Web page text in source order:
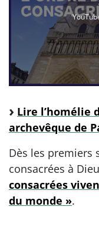
Lire l’homélie
archevêque de
Dès les premiers
consacrées à
consacrées
du monde ».